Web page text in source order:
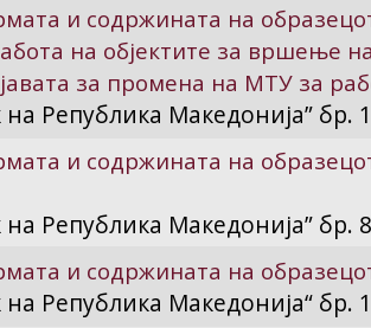
и содржината на
на објектите за вршење
за промена на МТУ за
Република Македонија” бр.
и содржината на
Република Македонија” бр.
и содржината на
Република Македонија“ бр.